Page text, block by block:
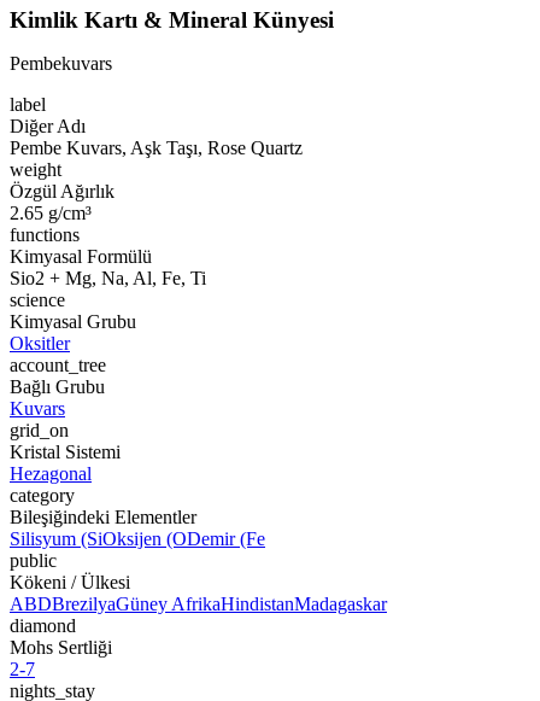
Kimlik Kartı & Mineral Künyesi
Pembekuvars
label
Diğer Adı
Pembe Kuvars, Aşk Taşı, Rose Quartz
weight
Özgül Ağırlık
2.65 g/cm³
functions
Kimyasal Formülü
Sio2 + Mg, Na, Al, Fe, Ti
science
Kimyasal Grubu
Oksitler
account_tree
Bağlı Grubu
Kuvars
grid_on
Kristal Sistemi
Hezagonal
category
Bileşiğindeki Elementler
Silisyum (SiOksijen (ODemir (Fe
public
Kökeni / Ülkesi
ABDBrezilyaGüney AfrikaHindistanMadagaskar
diamond
Mohs Sertliği
2-7
nights_stay